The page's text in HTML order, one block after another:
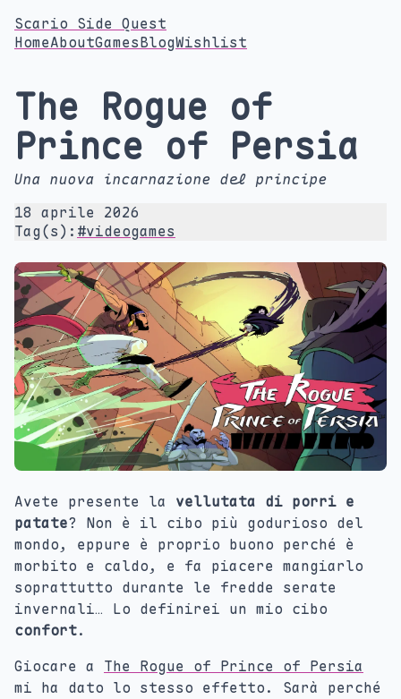
Scario Side Quest
HomeAboutGamesBlogWishlist
The Rogue of
Prince of Persia
Una nuova incarnazione del principe
18 aprile 2026
Tag(s): #videogames
Avete presente la vellutata di porri e
patate? Non è il cibo più godurioso del
mondo, eppure è proprio buono perché è
morbito e caldo, e fa piacere mangiarlo
soprattutto durante le fredde serate
invernali… Lo definirei un mio cibo
confort.
Giocare a The Rogue of Prince of Persia
mi ha dato lo stesso effetto. Sarà perché